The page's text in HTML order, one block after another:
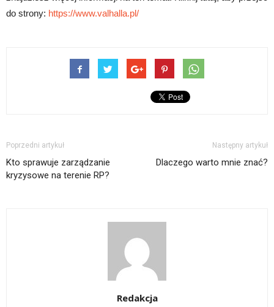
do strony: https://www.valhalla.pl/
Poprzedni artykuł
Kto sprawuje zarządzanie
kryzysowe na terenie RP?
Następny artykuł
Dlaczego warto mnie znać?
Redakcja